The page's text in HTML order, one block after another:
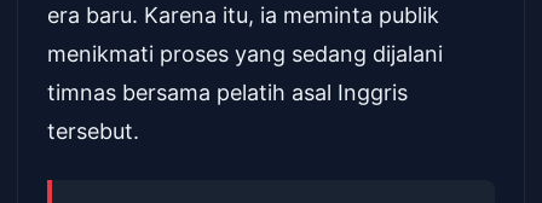
era baru. Karena itu, ia meminta publik
menikmati proses yang sedang dijalani
timnas bersama pelatih asal Inggris
tersebut.